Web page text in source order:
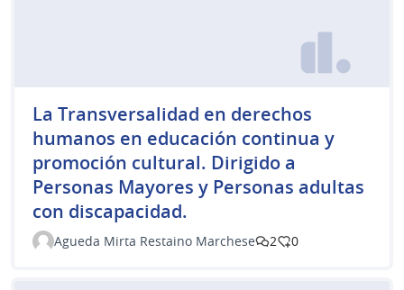
La Transversalidad en derechos
humanos en educación continua y
promoción cultural. Dirigido a
Personas Mayores y Personas adultas
con discapacidad.
Agueda Mirta Restaino Marchese 2 0